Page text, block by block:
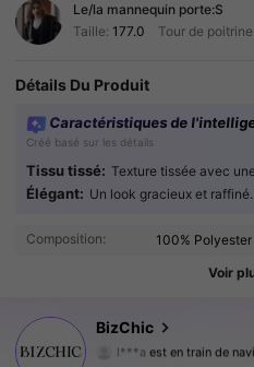
Le/la mannequin porte:S
Taille: 177.0 Tour de poitrine:
Détails Du Produit
Caractéristiques de
Créé basé sur les détails
Tissu tissé: Texture tissée avec
Élégant: Un look gracieux et raffiné.
Composition: 100% Polyester
Voir
BizChic
l***a est en train de